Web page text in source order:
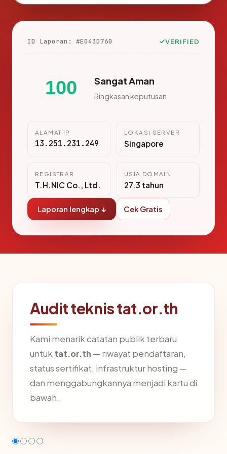
ID Laporan: #E043D760 VERIFIED
100 Sangat Aman
Ringkasan keputusan
ALAMAT IP
13.251.231.249
LOKASI SERVER
Singapore
REGISTRAR
T.H.NIC Co., Ltd.
USIA DOMAIN
27.3 tahun
Laporan lengkap ↓ Cek Gratis
Audit teknis tat.or.th
Kami menarik catatan publik terbaru
untuktat.or.th — riwayat pendaftaran,
status sertifikat, infrastruktur hosting —
dan menggabungkannya menjadi kartu di
bawah.